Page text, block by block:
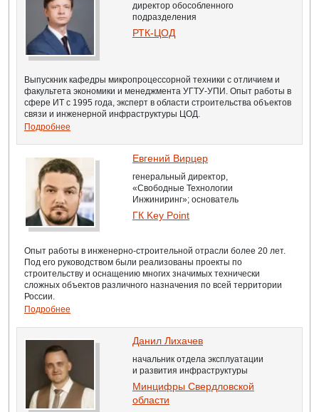
директор обособленного
подразделения
РТК-ЦОД
Выпускник кафедры микропроцессорной техники с отличием и
факультета экономики и менеджмента УГТУ-УПИ. Опыт работы в
сфере ИТ с 1995 года, эксперт в области строительства объектов
связи и инженерной инфраструктуры ЦОД.
Подробнее
Евгений Вирцер
генеральный директор,
«Свободные Технологии
Инжиниринг»; основатель
ГК Key Point
Опыт работы в инженерно-строительной отрасли более 20 лет.
Под его руководством были реализованы проекты по
строительству и оснащению многих значимых технически
сложных объектов различного назначения по всей территории
России.
Подробнее
Данил Лихачев
начальник отдела эксплуатации
и развития инфраструктуры
Минцифры Свердловской
области